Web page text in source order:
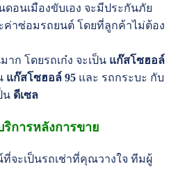
อนเมืองขับเอง จะมีประกันภัย
าซ่อมรถยนต์ โดยที่ลูกค้าไม่ต้อง
ก โดยรถเก๋ง จะเป็น แก๊สโซฮอล์
แก๊สโซฮอล์ 95และ รถกระบะ กับ
น ดีเซล
การหลังการขาย
จะเป็นรถเช่าที่คุณวางใจ ทีมผู้